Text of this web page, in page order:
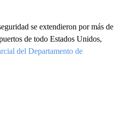
se extendieron por más de
de todo Estados Unidos,
del Departamento de